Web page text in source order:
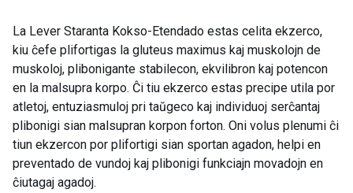
La Lever Staranta Kokso-Etendado estas celita ekzerco,
kiu ĉefe plifortigas la gluteus maximus kaj muskolojn de
muskoloj, plibonigante stabilecon, ekvilibron kaj potencon
en la malsupra korpo. Ĉi tiu ekzerco estas precipe utila por
atletoj, entuziasmuloj pri taŭgeco kaj individuoj serĉantaj
plibonigi sian malsupran korpon forton. Oni volus plenumi ĉi
tiun ekzercon por plifortigi sian sportan agadon, helpi en
preventado de vundoj kaj plibonigi funkciajn movadojn en
ĉiutagaj agadoj.